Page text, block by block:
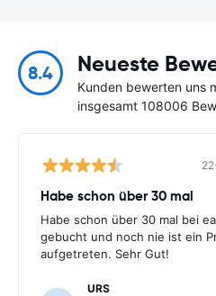
8.4 Neueste
Kunden bewerten uns
insgesamt 108006
Habe schon über 30 mal
Habe schon über 30 mal bei
gebucht und noch nie ist ein
aufgetreten. Sehr Gut!
URS